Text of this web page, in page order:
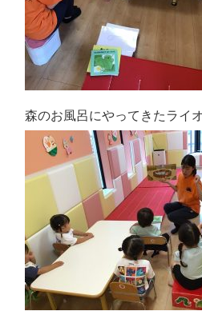
森のお風呂にやってきたライ